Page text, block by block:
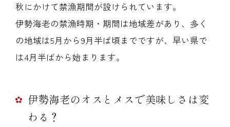
秋にかけて禁漁期間が設けられています。
伊勢海老の禁漁時期・期間は地域差があり、多く
の地域は5月から9月半ば頃までですが、早い県で
は4月半ばから始まります。
伊勢海老のオスとメスで美味しさは変
わる？